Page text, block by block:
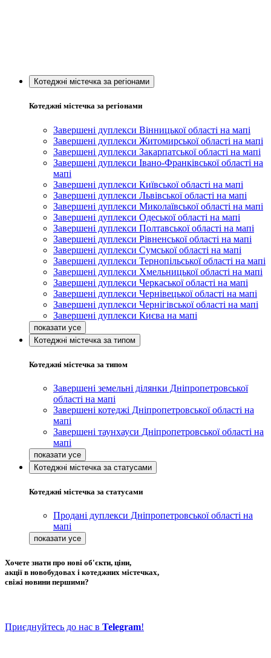
Котеджні містечка за регіонами
Котеджні містечка за регіонами
Завершені дуплекси Вінницької області на мапі
Завершені дуплекси Житомирської області на мапі
Завершені дуплекси Закарпатської області на мапі
Завершені дуплекси Івано-Франківської області на
мапі
Завершені дуплекси Київської області на мапі
Завершені дуплекси Львівської області на мапі
Завершені дуплекси Миколаївської області на мапі
Завершені дуплекси Одеської області на мапі
Завершені дуплекси Полтавської області на мапі
Завершені дуплекси Рівненської області на мапі
Завершені дуплекси Сумської області на мапі
Завершені дуплекси Тернопільської області на мапі
Завершені дуплекси Хмельницької області на мапі
Завершені дуплекси Черкаської області на мапі
Завершені дуплекси Чернівецької області на мапі
Завершені дуплекси Чернігівської області на мапі
Завершені дуплекси Києва на мапі
Котеджні містечка за типом
Котеджні містечка за типом
Завершені земельні ділянки Дніпропетровської
області на мапі
Завершені котеджі Дніпропетровської області на
мапі
Завершені таунхауси Дніпропетровської області на
мапі
Котеджні містечка за статусами
Котеджні містечка за статусами
Продані дуплекси Дніпропетровської області на
мапі
Хочете знати про нові об'єкти, ціни,
акції в новобудовах і котеджних містечках,
свіжі новини першими?
Приєднуйтесь до нас в Telegram!